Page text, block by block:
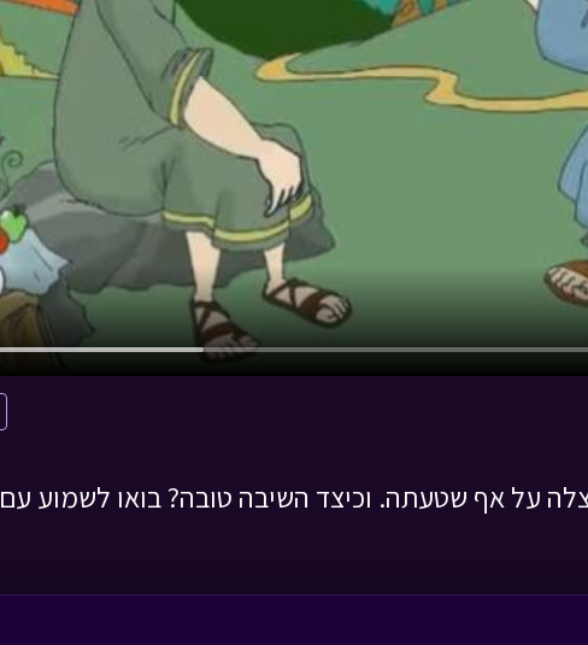
על אף שטעתה. וכיצד השיבה טובה? בואו לשמוע עם